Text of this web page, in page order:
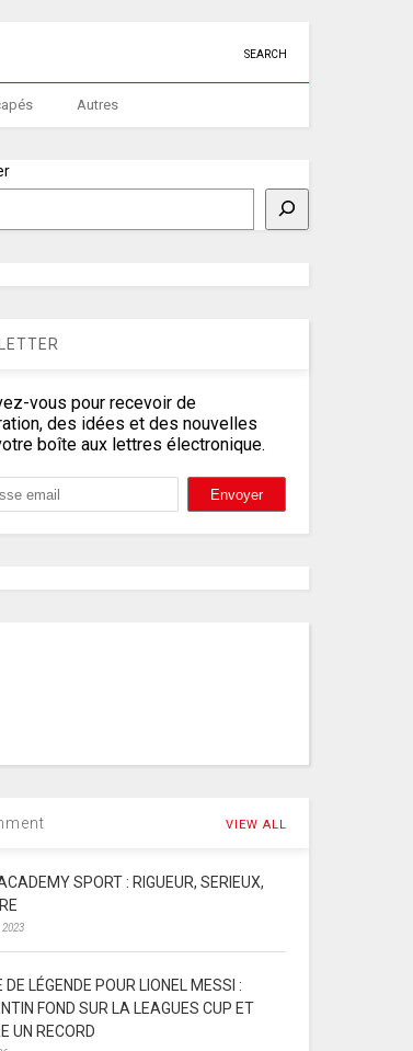
SEARCH
Autres
vous pour recevoir de
des idées et des nouvelles
boîte aux lettres électronique.
VIEW ALL
SPORT : RIGUEUR, SERIEUX,
2023
DE LÉGENDE POUR LIONEL MESSI :
FOND SUR LA LEAGUES CUP ET
UN RECORD